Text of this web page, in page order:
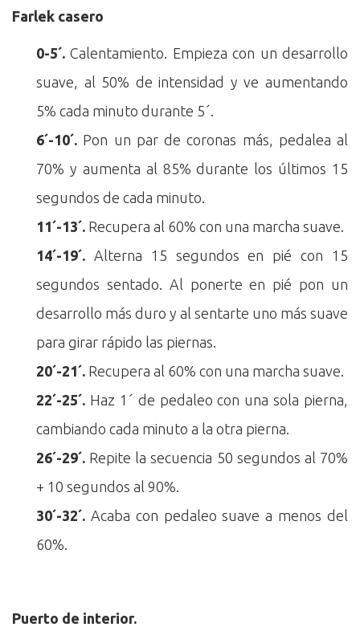
Farlek casero
0-5´. Calentamiento. Empieza con un desarrollo
suave, al 50% de intensidad y ve aumentando
5% cada minuto durante 5´.
6´-10´. Pon un par de coronas más, pedalea al
70% y aumenta al 85% durante los últimos 15
segundos de cada minuto.
11´-13´. Recupera al 60% con una marcha suave.
14´-19´. Alterna 15 segundos en pié con 15
segundos sentado. Al ponerte en pié pon un
desarrollo más duro y al sentarte uno más suave
para girar rápido las piernas.
20´-21´. Recupera al 60% con una marcha suave.
22´-25´. Haz 1´ de pedaleo con una sola pierna,
cambiando cada minuto a la otra pierna.
26´-29´. Repite la secuencia 50 segundos al 70%
+ 10 segundos al 90%.
30´-32´. Acaba con pedaleo suave a menos del
60%.
Puerto de interior.